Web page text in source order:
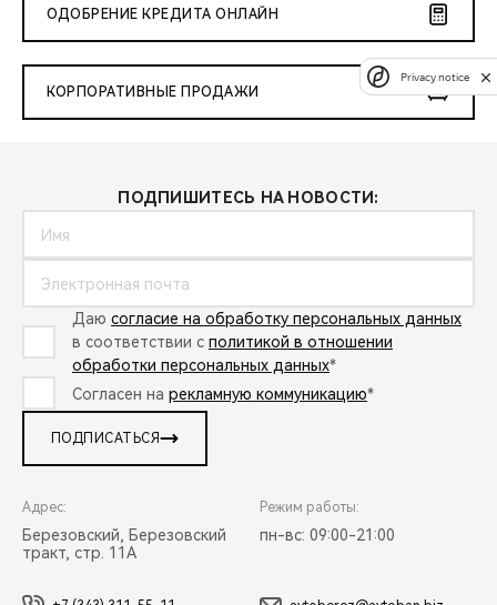
ОДОБРЕНИЕ КРЕДИТА ОНЛАЙН
КОРПОРАТИВНЫЕ ПРОДАЖИ
ПОДПИШИТЕСЬ НА НОВОСТИ:
Даю согласие на обработку персональных данных
в соответствии с политикой в отношении
обработки персональных данных*
Согласен на рекламную коммуникацию*
ПОДПИСАТЬСЯ
Адрес:
Березовский, Березовский
тракт, стр. 11А
Режим работы:
пн-вс: 09:00-21:00
Privacy notice